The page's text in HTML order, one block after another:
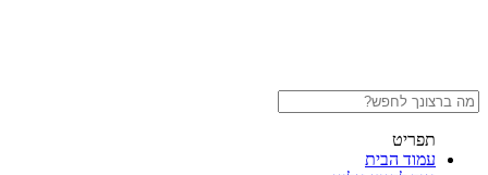
תפריט
עמוד הבית